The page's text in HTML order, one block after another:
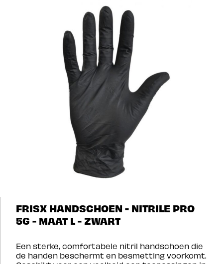
FRISX HANDSCHOEN - NITRILE PRO
5G - MAAT L - ZWART
Een sterke, comfortabele nitril handschoen die
de handen beschermt en besmetting voorkomt.